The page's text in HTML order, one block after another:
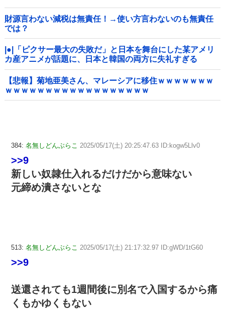
財源言わない減税は無責任！→使い方言わないのも無責任
では？
|●|「ピクサー最大の失敗だ」と日本を舞台にした某アメリ
カ産アニメが話題に、日本と韓国の両方に失礼すぎる
わ……
【悲報】菊地亜美さん、マレーシアに移住ｗｗｗｗｗｗｗ
ｗｗｗｗｗｗｗｗｗｗｗｗｗｗｗｗｗｗ
384: 名無しどんぶらこ 2025/05/17(土) 20:25:47.63 ID:kogw5Llv0
>>9
新しい奴隷仕入れるだけだから意味ない
元締め潰さないとな
513: 名無しどんぶらこ 2025/05/17(土) 21:17:32.97 ID:gWD/1tG60
>>9
送還されても1週間後に別名で入国するから痛
くもかゆくもない